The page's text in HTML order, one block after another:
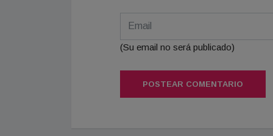
(Su email no será publicado)
POSTEAR COMENTARIO